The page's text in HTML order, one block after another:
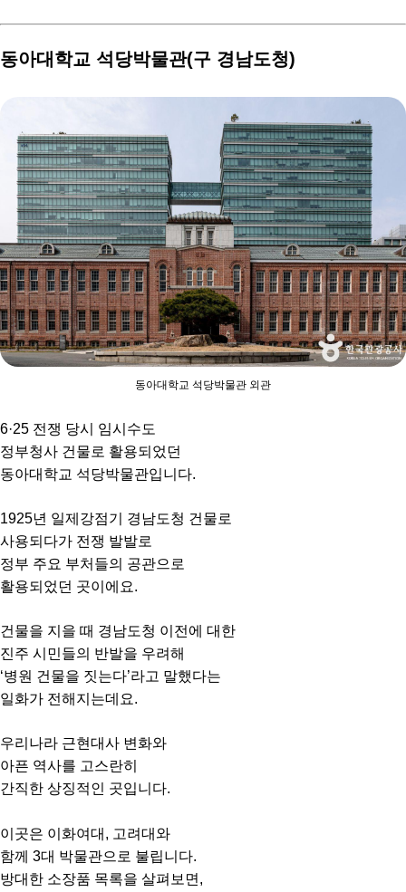
동아대학교 석당박물관(구 경남도청)
동아대학교 석당박물관 외관
6·25 전쟁 당시 임시수도
정부청사 건물로 활용되었던
동아대학교 석당박물관입니다.
1925년 일제강점기 경남도청 건물로
사용되다가 전쟁 발발로
정부 주요 부처들의 공관으로
활용되었던 곳이에요.
건물을 지을 때 경남도청 이전에 대한
진주 시민들의 반발을 우려해
‘병원 건물을 짓는다’라고 말했다는
일화가 전해지는데요.
우리나라 근현대사 변화와
아픈 역사를 고스란히
간직한 상징적인 곳입니다.
이곳은 이화여대, 고려대와
함께 3대 박물관으로 불립니다.
방대한 소장품 목록을 살펴보면,